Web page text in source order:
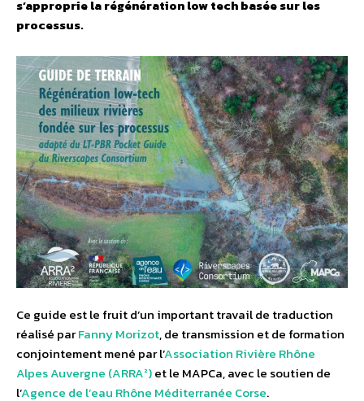
s’approprie la régénération low tech basée sur les
processus.
Ce guide est le fruit d’un important travail de traduction
réalisé parFanny Morizot, de transmission et de formation
conjointement mené par l’Association Rivière Rhône
Alpes Auvergne (ARRA²)et le MAPCa, avec le soutien de
l’Agence de l’eau Rhône Méditerranée Corse.